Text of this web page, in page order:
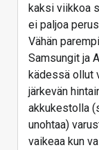
kaksi viikkoa
ei paljoa
Vähän
Samsungit ja
kädessä ollut
järkevän
akkukestolla
unohtaa)
vaikeaa kun